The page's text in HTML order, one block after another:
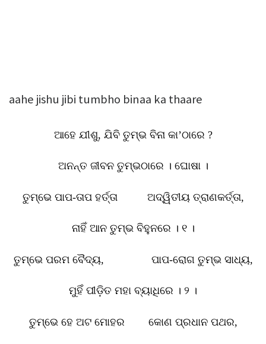
aahe jishu jibi tumbho binaa ka thaare
ଆହେ ଯୀଶୁ, ଯିବି ତୁମ୍ଭ ବିନା କା’ଠାରେ ?
ଅନନ୍ତ ଜୀବନ ତୁମ୍ଭଠାରେ । ଘୋଷା ।
ତୁମ୍ଭେ ପାପ-ତାପ ହର୍ତ୍ତା ଅଦ୍ୱିତୀୟ ତ୍ରାଣକର୍ତ୍ତା,
ନାହିଁ ଆନ ତୁମ୍ଭ ବିହୁନରେ । ୧ ।
ତୁମ୍ଭେ ପରମ ବୈଦ୍ୟ, ପାପ-ରୋଗ ତୁମ୍ଭ ସାଧ୍ୟ,
ମୁହିଁ ପୀଡ଼ିତ ମହା ବ୍ୟାଧିରେ । ୨ ।
ତୁମ୍ଭେ ହେ ଅଟ ମୋହର କୋଣ ପ୍ରଧାନ ପଥର,